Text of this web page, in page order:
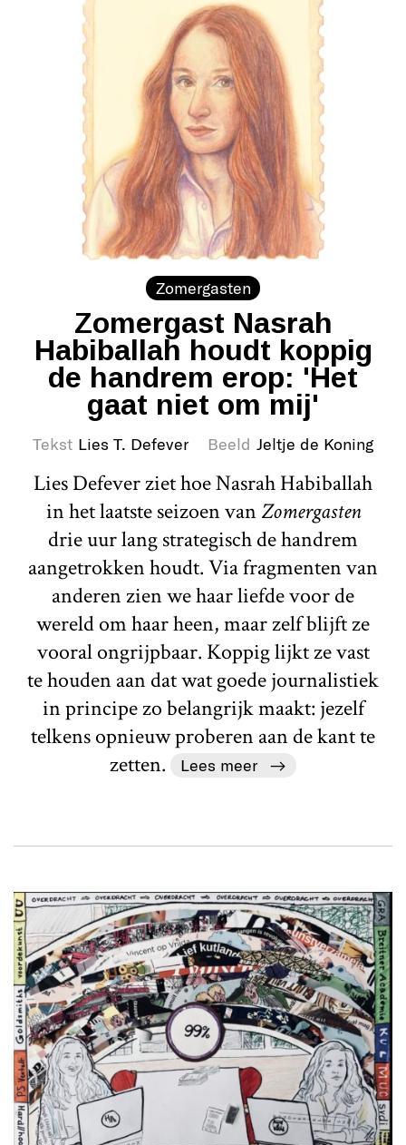
Zomergasten
Zomergast Nasrah
Habiballah houdt koppig
de handrem erop: 'Het
gaat niet om mij'
Tekst Lies T. Defever Beeld Jeltje de Koning
Lies Defever ziet hoe Nasrah Habiballah
in het laatste seizoen vanZomergasten
drie uur lang strategisch de handrem
aangetrokken houdt. Via fragmenten van
anderen zien we haar liefde voor de
wereld om haar heen, maar zelf blijft ze
vooral ongrijpbaar. Koppig lijkt ze vast
te houden aan dat wat goede journalistiek
in principe zo belangrijk maakt: jezelf
telkens opnieuw proberen aan de kant te
zetten.
Lees meer